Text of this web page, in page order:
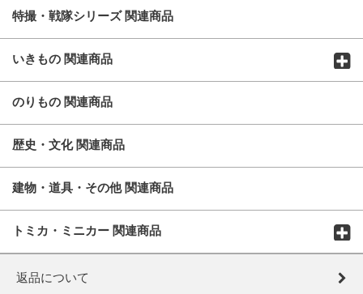
特撮・戦隊シリーズ 関連商品
いきもの 関連商品
のりもの 関連商品
歴史・文化 関連商品
建物・道具・その他 関連商品
トミカ・ミニカー 関連商品
返品について